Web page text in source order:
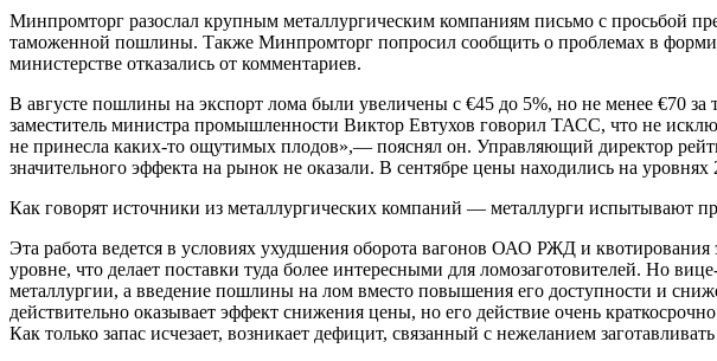
Минпромторг разослал крупным металлургическим компаниям письмо с просьбой
таможенной пошлины. Также Минпромторг попросил сообщить о проблемах в
министерстве отказались от комментариев.
В августе пошлины на экспорт лома были увеличены с €45 до 5%, но не менее €70
заместитель министра промышленности Виктор Евтухов говорил ТАСС, что не
не принесла каких-то ощутимых плодов»,— пояснял он. Управляющий директор
значительного эффекта на рынок не оказали. В сентябре цены находились на
Как говорят источники из металлургических компаний — металлурги испытывают
Эта работа ведется в условиях ухудшения оборота вагонов ОАО РЖД и
уровне, что делает поставки туда более интересными для ломозаготовителей. Но
металлургии, а введение пошлины на лом вместо повышения его доступности и
действительно оказывает эффект снижения цены, но его действие очень
Как только запас исчезает, возникает дефицит, связанный с нежеланием